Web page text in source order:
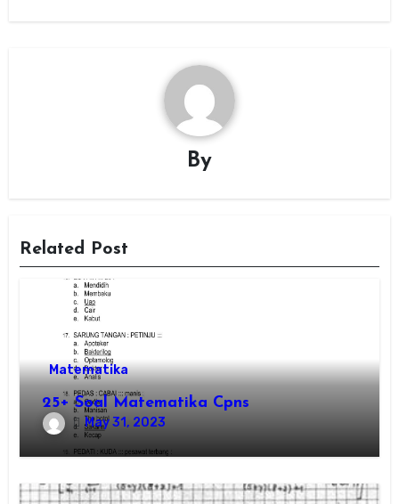
By
Related Post
Matematika
25+ Soal Matematika Cpns
May 31, 2023